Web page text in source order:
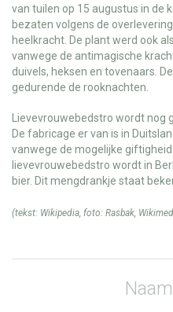
van tuilen op 15 augustus in de
bezaten volgens de
heelkracht. De plant werd ook
vanwege de antimagische
duivels, heksen en tovenaars.
gedurende de rooknachten.
Lievevrouwebedstro wordt nog
De fabricage er van is in
vanwege de mogelijke
lievevrouwebedstro wordt in
bier. Dit mengdrankje staat
(tekst: Wikipedia , foto: Rasbak